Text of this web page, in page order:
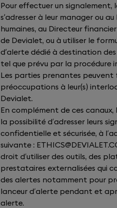
Pour effectuer un signalement,
s’adresser à leur manager ou
humaines, au Directeur
de Devialet, ou à utiliser le
d’alerte dédié à destination
tel que prévu par la procédure
Les parties prenantes peuvent
préoccupations à leur(s)
Devialet.
En complément de ces
la possibilité d’adresser leurs
confidentielle et sécurisée, à
suivante :
droit d’utiliser des outils, des
prestataires externalisées qui
des alertes notamment pour
lanceur d’alerte pendant et
alerte.